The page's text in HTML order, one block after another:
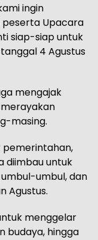
ingin
peserta Upacara
siap-siap untuk
4 Agustus
mengajak
masing.
pemerintahan,
diimbau untuk
umbul, dan
Agustus.
menggelar
budaya, hingga